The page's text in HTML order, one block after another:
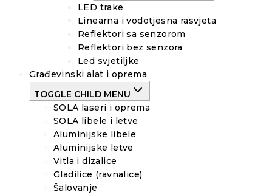
LED trake
Linearna i vodotjesna rasvjeta
Reflektori sa senzorom
Reflektori bez senzora
Led svjetiljke
Građevinski alat i oprema
TOGGLE CHILD MENU
SOLA laseri i oprema
SOLA libele i letve
Aluminijske libele
Aluminijske letve
Vitla i dizalice
Gladilice (ravnalice)
Šalovanje